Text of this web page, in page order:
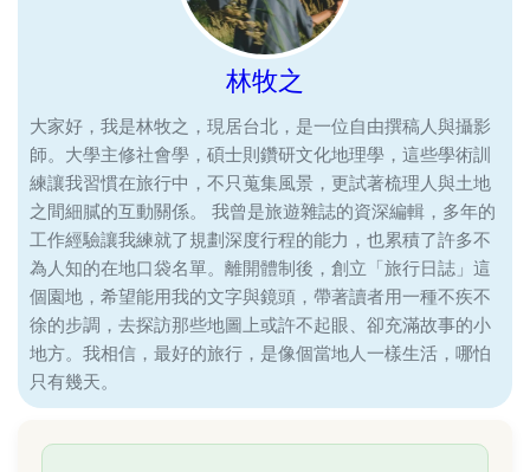
林牧之
大家好，我是林牧之，現居台北，是一位自由撰稿人與攝影
師。大學主修社會學，碩士則鑽研文化地理學，這些學術訓
練讓我習慣在旅行中，不只蒐集風景，更試著梳理人與土地
之間細膩的互動關係。 我曾是旅遊雜誌的資深編輯，多年的
工作經驗讓我練就了規劃深度行程的能力，也累積了許多不
為人知的在地口袋名單。離開體制後，創立「旅行日誌」這
個園地，希望能用我的文字與鏡頭，帶著讀者用一種不疾不
徐的步調，去探訪那些地圖上或許不起眼、卻充滿故事的小
地方。我相信，最好的旅行，是像個當地人一樣生活，哪怕
只有幾天。